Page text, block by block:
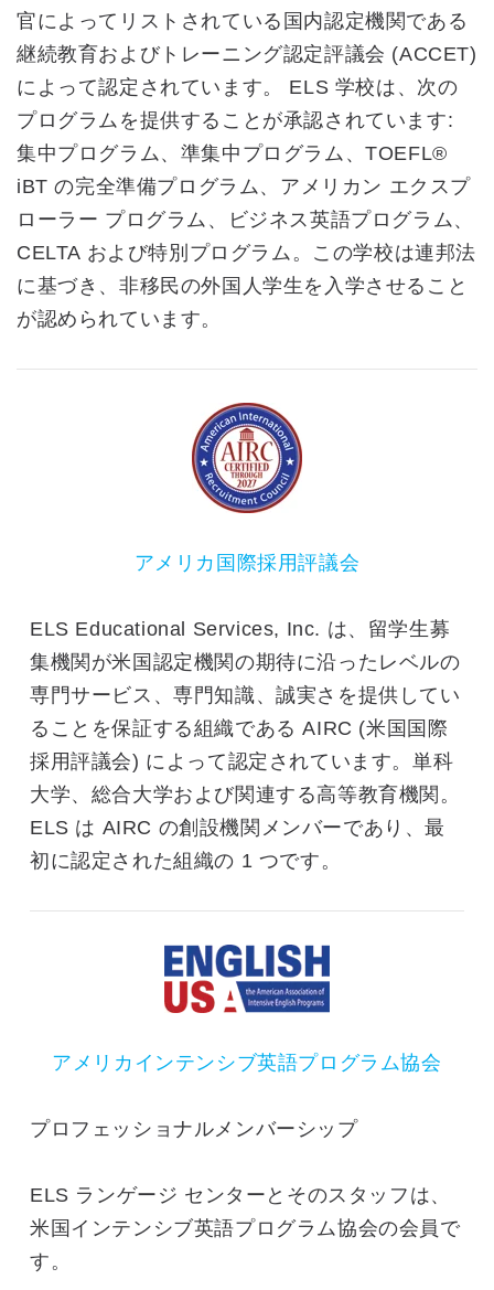
官によってリストされている国内認定機関である
継続教育およびトレーニング認定評議会 (ACCET)
によって認定されています。 ELS 学校は、次の
プログラムを提供することが承認されています:
集中プログラム、準集中プログラム、TOEFL®
iBT の完全準備プログラム、アメリカン エクスプ
ローラー プログラム、ビジネス英語プログラム、
CELTA および特別プログラム。この学校は連邦法
に基づき、非移民の外国人学生を入学させること
が認められています。
アメリカ国際採用評議会
ELS Educational Services, Inc. は、留学生募
集機関が米国認定機関の期待に沿ったレベルの
専門サービス、専門知識、誠実さを提供してい
ることを保証する組織である AIRC (米国国際
採用評議会) によって認定されています。単科
大学、総合大学および関連する高等教育機関。
ELS は AIRC の創設機関メンバーであり、最
初に認定された組織の 1 つです。
アメリカインテンシブ英語プログラム協会
プロフェッショナルメンバーシップ
ELS ランゲージ センターとそのスタッフは、
米国インテンシブ英語プログラム協会の会員で
す。